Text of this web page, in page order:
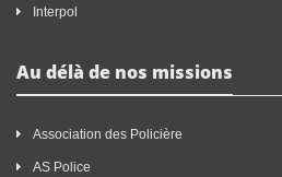
Interpol
Au délà de nos missions
Association des Policière
AS Police